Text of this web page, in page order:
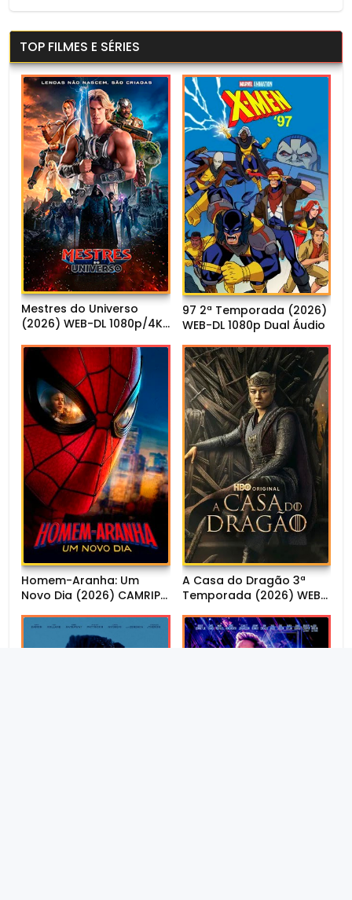
TOP FILMES E SÉRIES
Mestres do Universo
(2026) WEB-DL 1080p/4K
97 2ª Temporada (2026)
WEB-DL 1080p Dual Áudio
Homem-Aranha: Um
Novo Dia (2026) CAMRIP
A Casa do Dragão 3ª
Temporada (2026) WEB-